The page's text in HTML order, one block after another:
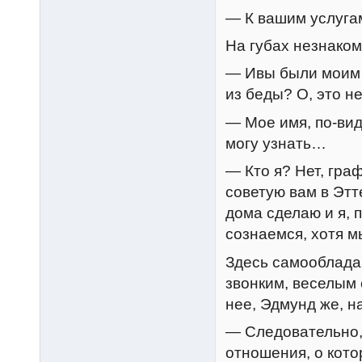
— К вашим
На губах
— Ивы были моим
из беды? О, это
— Мое имя, по-
могу узнать…
— Кто я? Нет,
советую вам в
дома сделаю и я,
сознаемся, хотя
Здесь
звонким, веселым
нее, Эдмунд же,
—
отношения, о